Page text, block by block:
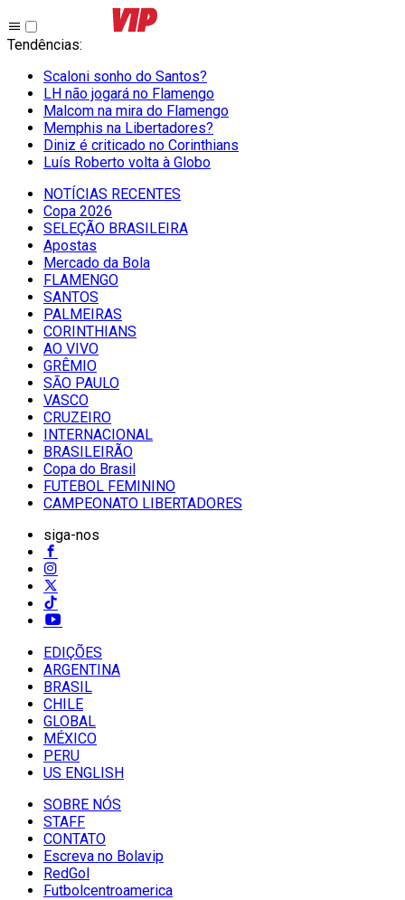
Tendências:
Scaloni sonho do Santos?
LH não jogará no Flamengo
Malcom na mira do Flamengo
Memphis na Libertadores?
Diniz é criticado no Corinthians
Luís Roberto volta à Globo
NOTÍCIAS RECENTES
Copa 2026
SELEÇÃO BRASILEIRA
Apostas
Mercado da Bola
FLAMENGO
SANTOS
PALMEIRAS
CORINTHIANS
AO VIVO
GRÊMIO
SĀO PAULO
VASCO
CRUZEIRO
INTERNACIONAL
BRASILEIRÃO
Copa do Brasil
FUTEBOL FEMININO
CAMPEONATO LIBERTADORES
siga-nos
EDIÇÕES
ARGENTINA
BRASIL
CHILE
GLOBAL
MÉXICO
PERU
US ENGLISH
SOBRE NÓS
STAFF
CONTATO
Escreva no Bolavip
RedGol
Futbolcentroamerica